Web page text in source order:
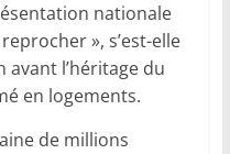
nationale
», s’est-elle
avant l’héritage du
en logements.
de millions